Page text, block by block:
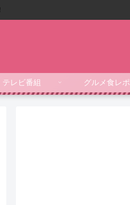
テレビ番組 グルメ食レポ